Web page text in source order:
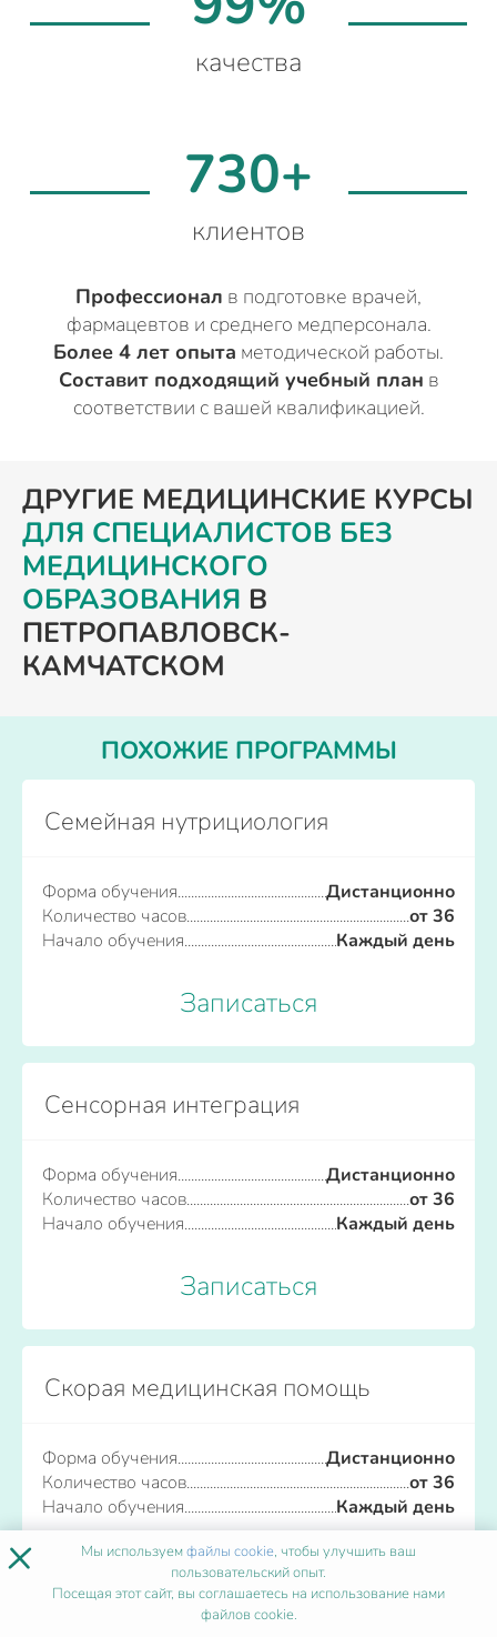
качества
730+
клиентов
Профессионал в подготовке врачей,
фармацевтов и среднего медперсонала.
Более 4 лет опыта методической работы.
Составит подходящий учебный план в
соответствии с вашей квалификацией.
ДРУГИЕ МЕДИЦИНСКИЕ КУРСЫ
ДЛЯ СПЕЦИАЛИСТОВ БЕЗ
МЕДИЦИНСКОГО
ОБРАЗОВАНИЯ В
ПЕТРОПАВЛОВСК-
КАМЧАТСКОМ
ПОХОЖИЕ ПРОГРАММЫ
Семейная нутрициология
Форма обучения
Дистанционно
Количество часов
от 36
Начало обучения
Каждый день
Записаться
Сенсорная интеграция
Форма обучения
Дистанционно
Количество часов
от 36
Начало обучения
Каждый день
Записаться
Скорая медицинская помощь
Форма обучения
Дистанционно
Количество часов
от 36
Начало обучения
Каждый день
Записаться
× Мы используемфайлы cookie, чтобы улучшить ваш
пользовательский опыт.
Посещая этот сайт, вы соглашаетесь на использование нами
файлов cookie.